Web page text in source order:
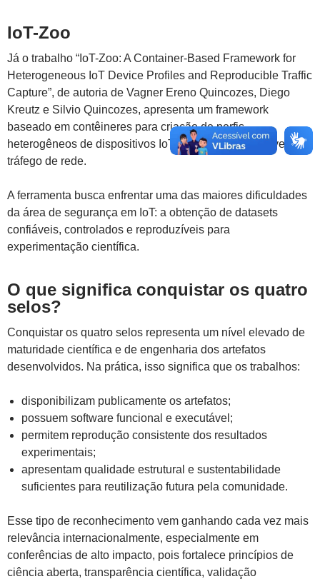
IoT-Zoo
Já o trabalho “IoT-Zoo: A Container-Based Framework for
Heterogeneous IoT Device Profiles and Reproducible Traffic
Capture”, de autoria de Vagner Ereno Quincozes, Diego
Kreutz e Silvio Quincozes, apresenta um framework
baseado em contêineres para criação de perfis
heterogêneos de dispositivos IoT e captura reprodutível de
tráfego de rede.
A ferramenta busca enfrentar uma das maiores dificuldades
da área de segurança em IoT: a obtenção de datasets
confiáveis, controlados e reproduzíveis para
experimentação científica.
O que significa conquistar os quatro
selos?
Conquistar os quatro selos representa um nível elevado de
maturidade científica e de engenharia dos artefatos
desenvolvidos. Na prática, isso significa que os trabalhos:
disponibilizam publicamente os artefatos;
possuem software funcional e executável;
permitem reprodução consistente dos resultados
experimentais;
apresentam qualidade estrutural e sustentabilidade
suficientes para reutilização futura pela comunidade.
Esse tipo de reconhecimento vem ganhando cada vez mais
relevância internacionalmente, especialmente em
conferências de alto impacto, pois fortalece princípios de
ciência aberta, transparência científica, validação